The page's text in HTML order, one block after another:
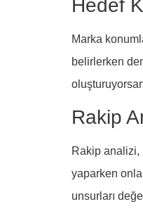
Hedef
Marka
belirlerken
Rakip
Rakip analizi,
yaparken
unsurları